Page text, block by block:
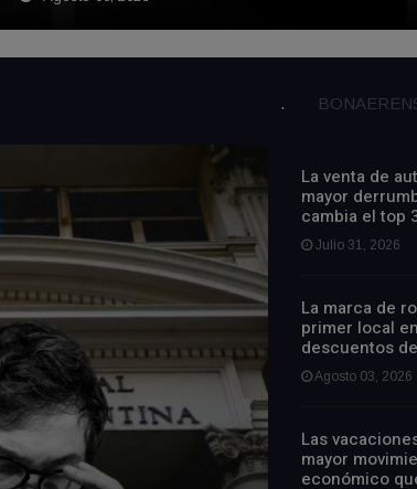
.
La venta de
mayor
cambia el top
Julio 31, 2026
La marca de
primer local
descuentos
Agosto 03, 2026
Las
mayor
económico